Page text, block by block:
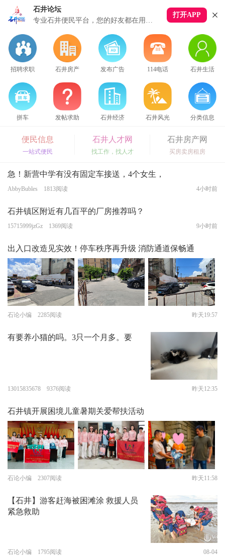
石井论坛
专业石井便民平台，您的好友都在用这个APP
打开APP
下拉刷新
招聘求职 石井房产 发布广告 114电话 石井生活
拼车 发帖求助 石井经济 石井风光 分类信息
便民信息
一站式便民
石井人才网
找工作，找人才
石井房产网
买房卖房租房
急！新营中学有没有固定车接送，4个女生，
AbbyBubles 1813阅读 4小时前
石井镇区附近有几百平的厂房推荐吗？
15715999jzGz 1369阅读 9小时前
出入口改造见实效！停车秩序再升级 消防通道保畅通
石论小编 2285阅读 昨天19:57
有要养小猫的吗。3只一个月多。要
13015835678 9376阅读 昨天12:35
石井镇开展困境儿童暑期关爱帮扶活动
石论小编 2307阅读 昨天11:58
【石井】游客赶海被困滩涂 救援人员
紧急救助
石论小编 1795阅读 08-04